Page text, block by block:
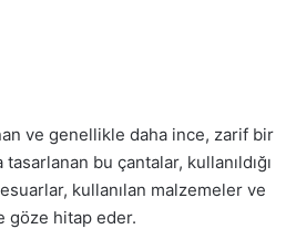
ve genellikle daha ince, zarif bir
bu çantalar, kullanıldığı
kullanılan malzemeler ve
göze hitap eder.